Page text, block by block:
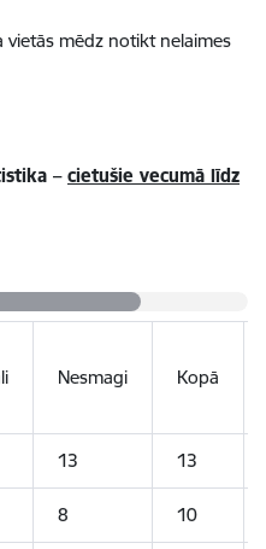
mēdz notikt nelaimes
– cietušie vecumā līdz
Nesmagi Kopā
13 13
8 10